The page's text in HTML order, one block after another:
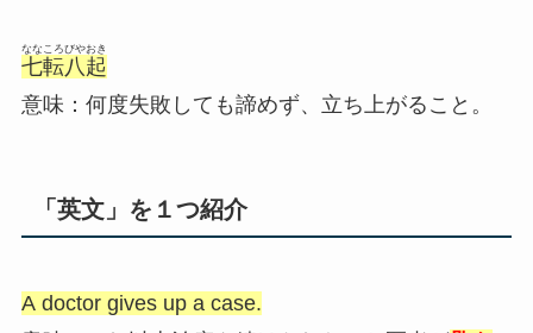
七転八起
ななころびやおき
意味：何度失敗しても諦めず、立ち上がること。
「英文」を１つ紹介
A doctor gives up a case.